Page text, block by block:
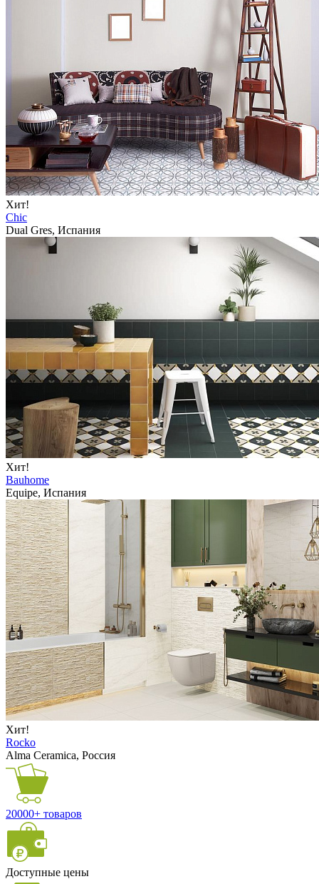
Хит!
Chic
Dual Gres, Испания
Хит!
Bauhome
Equipe, Испания
Хит!
Rocko
Alma Ceramica, Россия
20000+ товаров
Доступные цены